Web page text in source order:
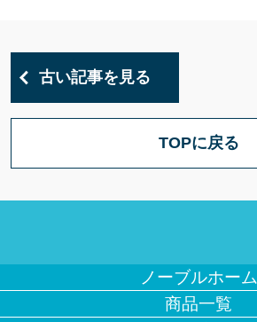
古い記事を見る
TOPに戻る
ノーブルホーム
商品一覧